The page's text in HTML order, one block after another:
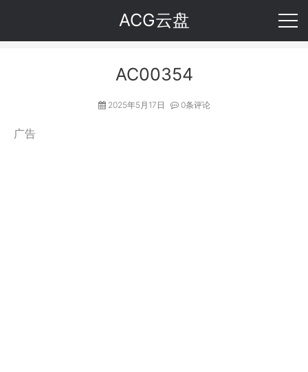
ACG云盘
AC00354
2025年5月17日 0条评论
广告